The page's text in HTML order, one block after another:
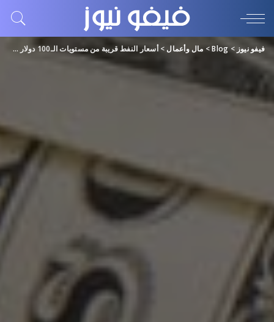
فيفو نيوز >
Blog
> مال وأعمال >أسعار النفط قريبة من مستويات الـ100 دولار وسط مكاسب مستمرة